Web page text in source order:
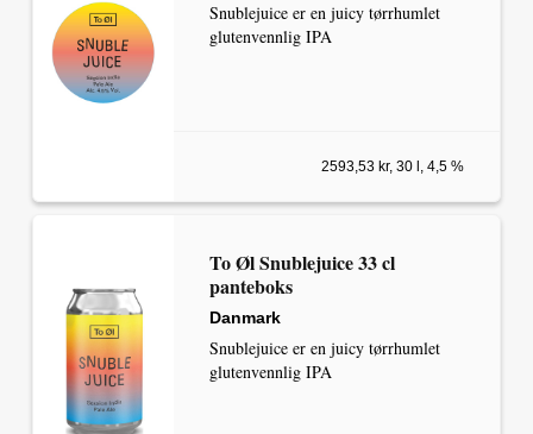
Snublejuice er en juicy tørrhumlet
glutenvennlig IPA
2593,53 kr, 30 l, 4,5 %
To Øl Snublejuice 33 cl
panteboks
Danmark
Snublejuice er en juicy tørrhumlet
glutenvennlig IPA